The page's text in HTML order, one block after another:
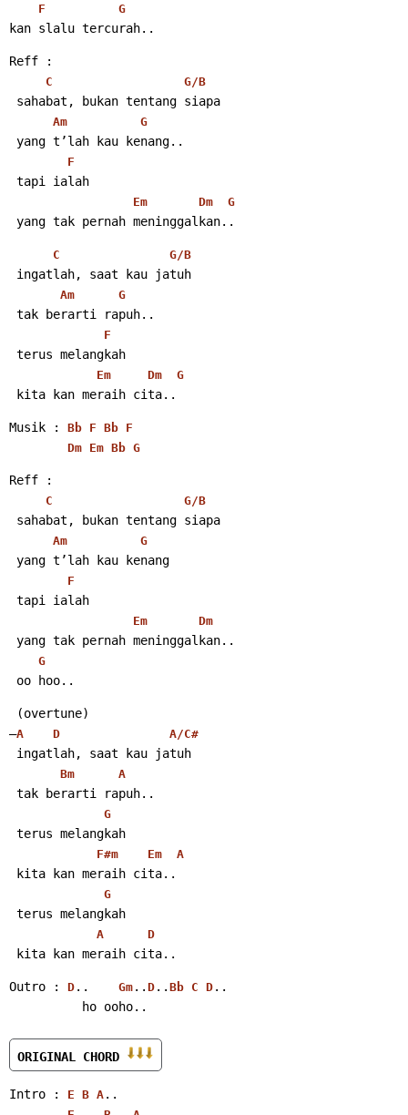
F G
kan slalu tercurah..
Reff :
C G/B
sahabat, bukan tentang siapa
Am G
yang t’lah kau kenang..
F
tapi ialah
Em Dm G
yang tak pernah meninggalkan..
C G/B
ingatlah, saat kau jatuh
Am G
tak berarti rapuh..
F
terus melangkah
Em Dm G
kita kan meraih cita..
Musik : Bb F Bb F
Dm Em Bb G
Reff :
C G/B
sahabat, bukan tentang siapa
Am G
yang t’lah kau kenang
F
tapi ialah
Em Dm
yang tak pernah meninggalkan..
G
oo hoo..
(overtune)
–A D A/C#
ingatlah, saat kau jatuh
Bm A
tak berarti rapuh..
G
terus melangkah
F#m Em A
kita kan meraih cita..
G
terus melangkah
A D
kita kan meraih cita..
Outro : D .. Gm .. D .. Bb C D ..
          ho ooho..
ORIGINAL CHORD
Intro : E B A ..